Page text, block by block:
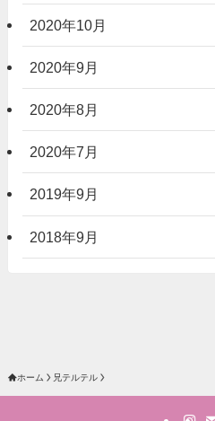
2020年10月
2020年9月
2020年8月
2020年7月
2019年9月
2018年9月
ホーム 兄テルテル